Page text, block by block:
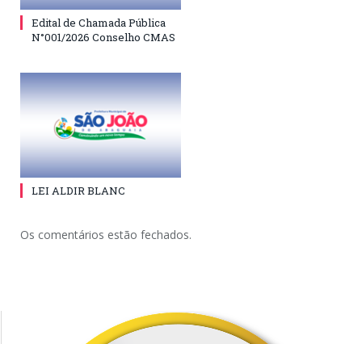
Edital de Chamada Pública
N°001/2026 Conselho CMAS
LEI ALDIR BLANC
Os comentários estão fechados.